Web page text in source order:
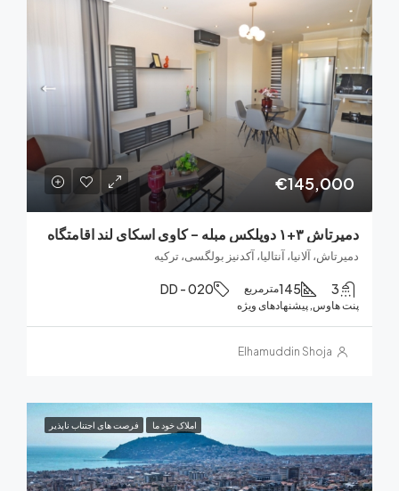
آلانیا، آنتالیا، آکدنیز بولگسی، ترکیه
145 مترمربع DD - 020
پیشنهادهای ویژه
Elhamuddin Shoja
فرصت های اجتناب ناپذیر